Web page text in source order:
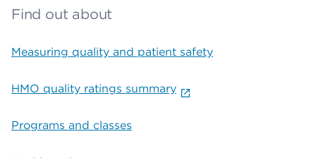
Find out about
Measuring quality and patient safety
HMO quality ratings summary
Programs and classes